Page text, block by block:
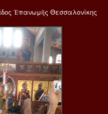
Ἐπανωμῆς Θεσσαλονίκης